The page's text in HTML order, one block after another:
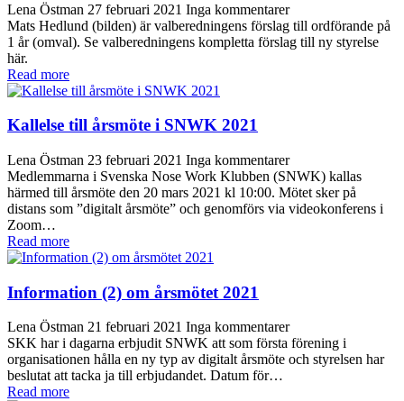
Lena Östman 27 februari 2021 Inga kommentarer
Mats Hedlund (bilden) är valberedningens förslag till ordförande på
1 år (omval). Se valberedningens kompletta förslag till ny styrelse
här.
Read more
Kallelse till årsmöte i SNWK 2021
Lena Östman 23 februari 2021 Inga kommentarer
Medlemmarna i Svenska Nose Work Klubben (SNWK) kallas
härmed till årsmöte den 20 mars 2021 kl 10:00. Mötet sker på
distans som ”digitalt årsmöte” och genomförs via videokonferens i
Zoom…
Read more
Information (2) om årsmötet 2021
Lena Östman 21 februari 2021 Inga kommentarer
SKK har i dagarna erbjudit SNWK att som första förening i
organisationen hålla en ny typ av digitalt årsmöte och styrelsen har
beslutat att tacka ja till erbjudandet. Datum för…
Read more